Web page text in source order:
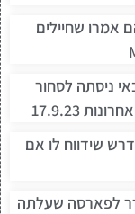
אמרו שחיילים
ניסתה לסחור
שידווח לו אם
לפארסה שעלתה